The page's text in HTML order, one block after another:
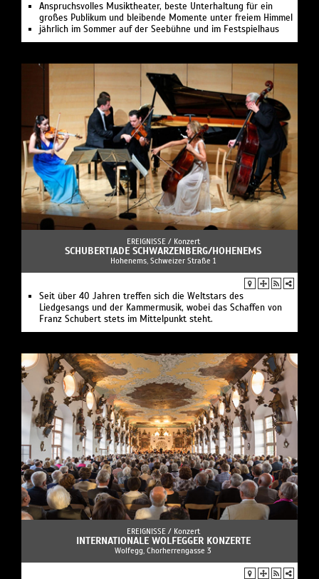
Anspruchsvolles Musiktheater, beste Unterhaltung für ein
großes Publikum und bleibende Momente unter freiem Himmel
jährlich im Sommer auf der Seebühne und im Festspielhaus
EREIGNISSE / Konzert
SCHUBERTIADE SCHWARZENBERG/HOHENEMS
Hohenems, Schweizer Straße 1
Seit über 40 Jahren treffen sich die Weltstars des
Liedgesangs und der Kammermusik, wobei das Schaffen von
Franz Schubert stets im Mittelpunkt steht.
EREIGNISSE / Konzert
INTERNATIONALE WOLFEGGER KONZERTE
Wolfegg, Chorherrengasse 3